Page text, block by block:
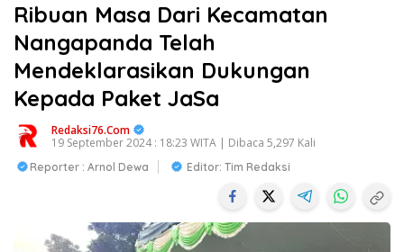
Ribuan Masa Dari Kecamatan
Nangapanda Telah
Mendeklarasikan Dukungan
Kepada Paket JaSa
Redaksi76.com
19 September 2024 : 18:23 WITA | Dibaca 5,297 Kali
Reporter : Arnol Dewa Editor: Tim Redaksi